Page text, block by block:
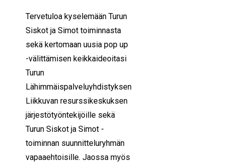
Tervetuloa kyselemään Turun
Siskot ja Simot toiminnasta
sekä kertomaan uusia pop up
-välittämisen keikkaideoitasi
Turun
Lähimmäispalveluyhdistyksen
Liikkuvan resurssikeskuksen
järjestötyöntekijöille sekä
Turun Siskot ja Simot -
toiminnan suunnitteluryhmän
vapaaehtoisille. Jaossa myös